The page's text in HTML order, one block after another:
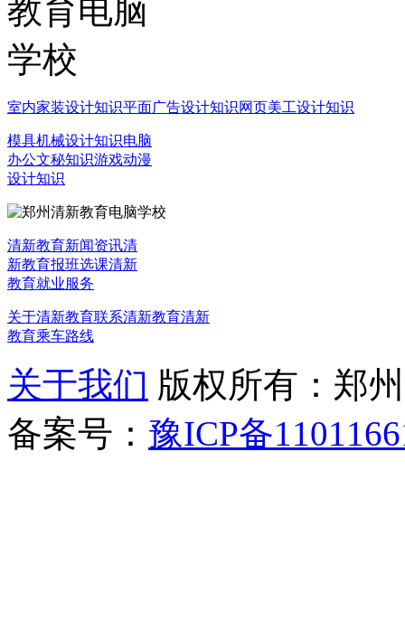
室内家装设计知识平面广告设计知识网页美工设计知识
模具机械设计知识电脑
办公文秘知识游戏动漫
设计知识
清新教育新闻资讯清
新教育报班选课清新
教育就业服务
关于清新教育联系清新教育清新
教育乘车路线
关于我们 版权所有：郑
备案号： 豫ICP备